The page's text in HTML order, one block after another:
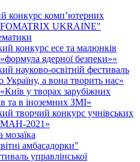
конкурс комп’ютерних
UKRAINE"
конкурс есе та малюнків
ядерної безпеки»»
науково-освітній фестиваль
а вона творить нас»
у творах зарубіжних
та в іноземних ЗМІ»
творчий конкурс учнівських
2021»
амбасадорки"
управлінської